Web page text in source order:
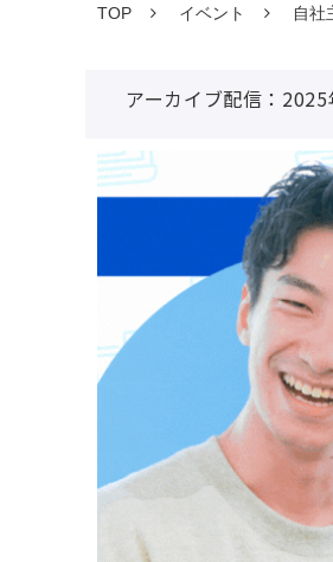
TOP イベント 自社
アーカイブ配信：